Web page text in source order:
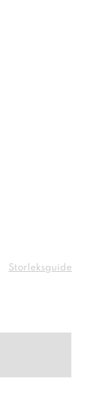
Storleksguide